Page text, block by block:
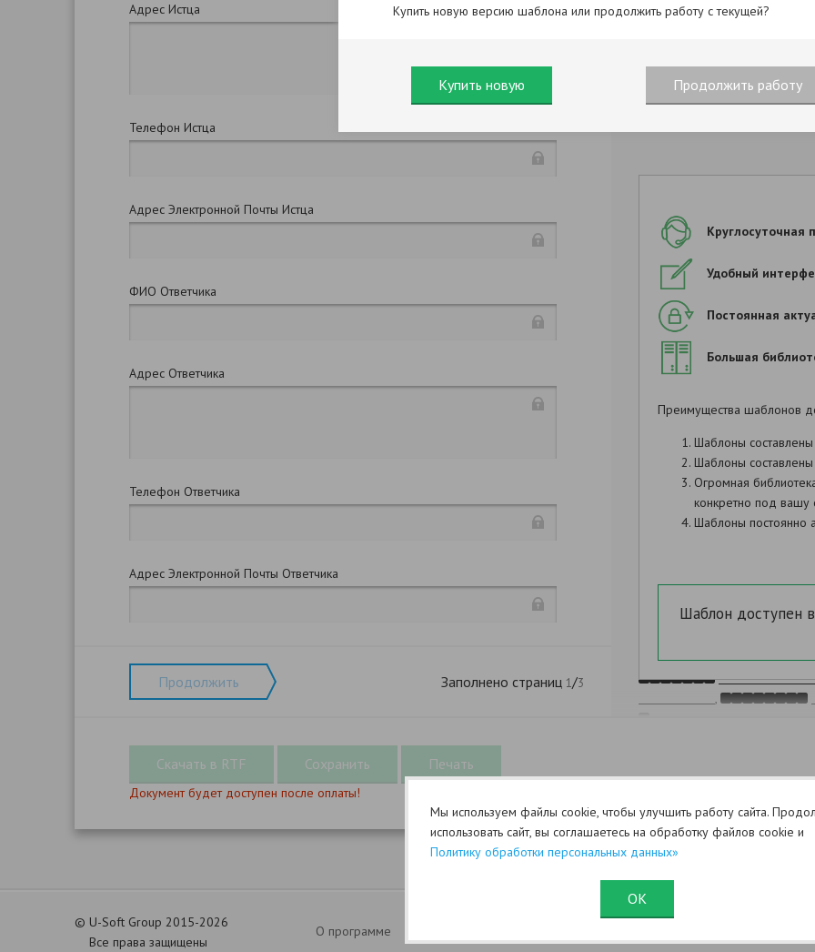
Купить новую версию шаблона или продолжить работу с текущей?
Продолжить работу
Купить новую
Адрес Истца
Телефон Истца
Адрес Электронной Почты Истца
ФИО Ответчика
Адрес Ответчика
Телефон Ответчика
Адрес Электронной Почты Ответчика
Продолжить Заполнено страниц 1/3
Продолжить
,
,
)
Круглосуточная
Удобный
Постоянная
Большая
Преимущества шаблонов
Шаблоны
Шаблоны
Огромная
конкретно под вашу
Шаблоны постоянно
Шаблон доступен
Документ будет доступен после оплаты!
© U-Soft Group 2015-2026
Все права защищены
О программе
Мы используем файлы cookie, чтобы улучшить работу сайта.
использовать сайт, вы соглашаетесь на обработку файлов cookie и
Политику обработки персональных данных»
ОК